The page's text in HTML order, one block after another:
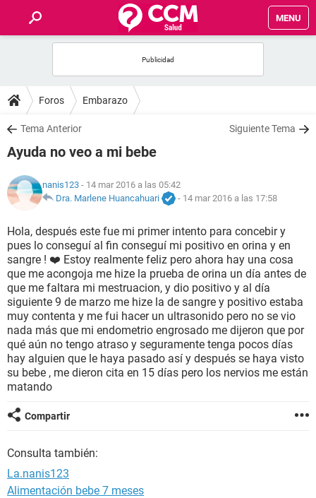
MENU
FOROS
SALUD
FAMILIA
NUTRICIÓN
BIENESTAR
SEXUALIDAD
GLOSARIO
Foros Embarazo
Tema Anterior Siguiente Tema
Ayuda no veo a mi bebe
nanis123 - 14 mar 2016 a las 05:42
Dra. Marlene Huancahuari
- 14 mar 2016 a las 17:58
Hola, después este fue mi primer intento para concebir y
pues lo conseguí al fin conseguí mi positivo en orina y en
sangre ! ❤️ Estoy realmente feliz pero ahora hay una cosa
que me acongoja me hize la prueba de orina un día antes de
que me faltara mi mestruacion, y dio positivo y al día
siguiente 9 de marzo me hize la de sangre y positivo estaba
muy contenta y me fui hacer un ultrasonido pero no se vio
nada más que mi endometrio engrosado me dijeron que por
qué aún no tengo atraso y seguramente tenga pocos días
hay alguien que le haya pasado así y después se haya visto
su bebe , me dieron cita en 15 días pero los nervios me están
matando
Compartir
Consulta también:
La.nanis123
Alimentación bebe 7 meses